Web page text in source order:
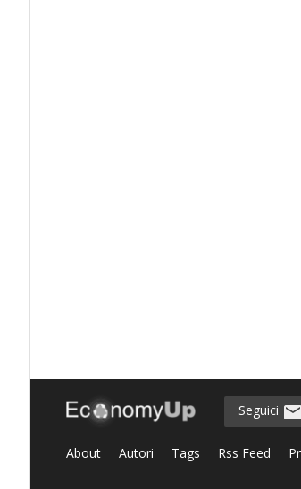
Seguici
About Autori Tags Rss Feed